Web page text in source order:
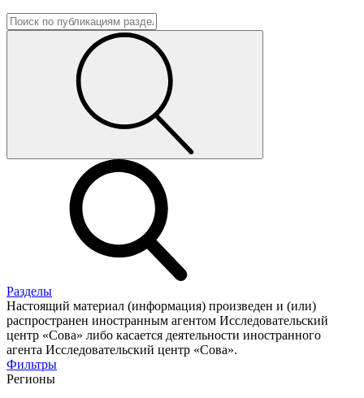
Разделы
Настоящий материал (информация) произведен и (или)
распространен иностранным агентом Исследовательский
центр «Сова» либо касается деятельности иностранного
агента Исследовательский центр «Сова».
Фильтры
Регионы